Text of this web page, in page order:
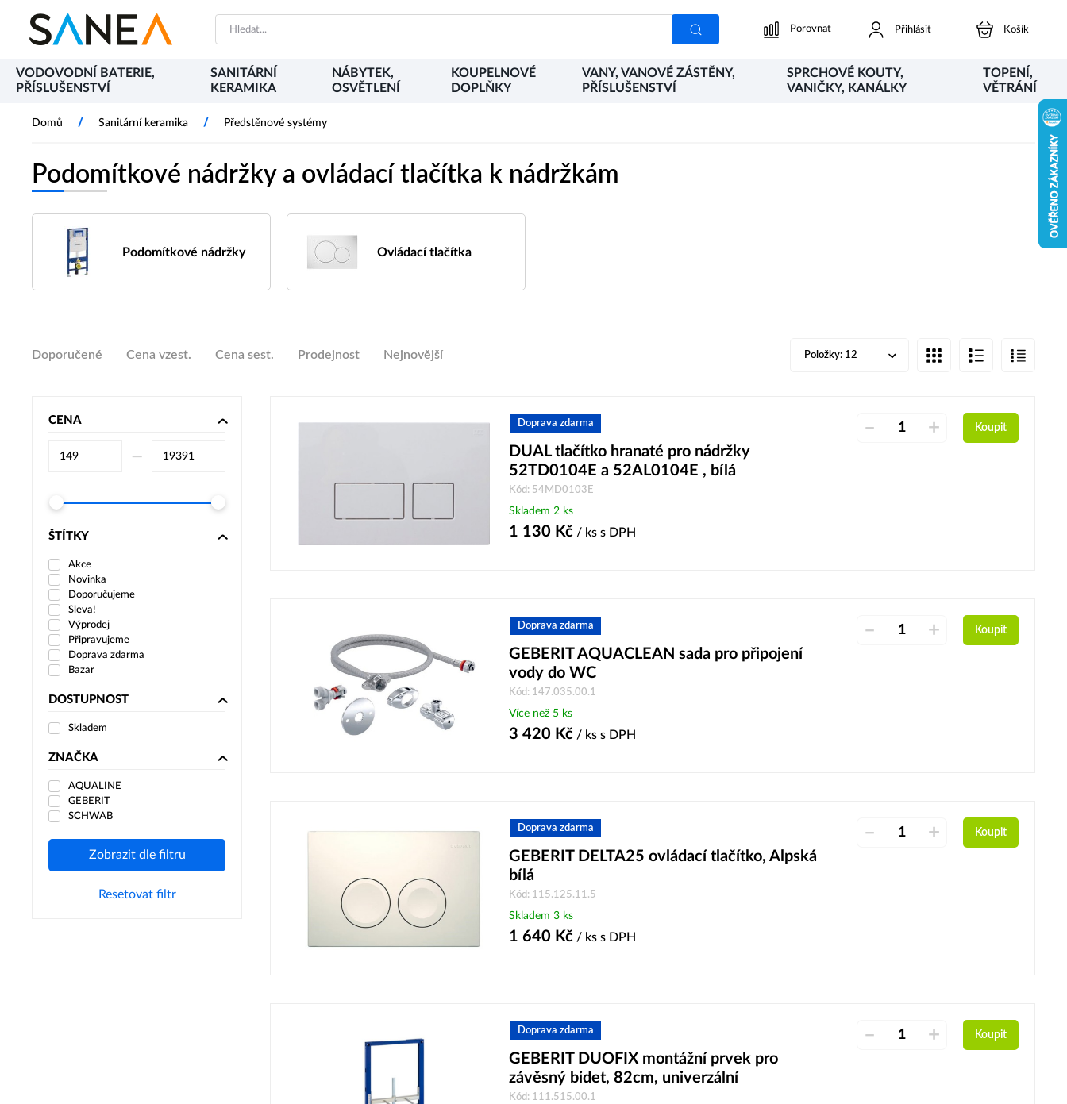
Porovnat Přihlásit Košík
VODOVODNÍ BATERIE,
PŘÍSLUŠENSTVÍ
SANITÁRNÍ
KERAMIKA
NÁBYTEK,
OSVĚTLENÍ
KOUPELNOVÉ
DOPLŇKY
VANY, VANOVÉ ZÁSTĚNY,
PŘÍSLUŠENSTVÍ
SPRCHOVÉ KOUTY,
VANIČKY, KANÁLKY
TOPENÍ,
VĚTRÁNÍ
Domů / Sanitární keramika / Předstěnové systémy
Podomítkové nádržky a ovládací tlačítka k nádržkám
Podomítkové nádržky Ovládací tlačítka
Doporučené Cena vzest. Cena sest. Prodejnost Nejnovější Položky: 12
CENA
–⁠
ŠTÍTKY
Akce
Novinka
Doporučujeme
Sleva!
Výprodej
Připravujeme
Doprava zdarma
Bazar
DOSTUPNOST
Skladem
ZNAČKA
AQUALINE
GEBERIT
SCHWAB
Zobrazit dle filtru
Resetovat filtr
Doprava zdarma
DUAL tlačítko hranaté pro nádržky
52TD0104E a 52AL0104E , bílá
Kód: 54MD0103E
Skladem 2 ks
1 130 Kč / ks s DPH
– + Koupit
Doprava zdarma
GEBERIT AQUACLEAN sada pro připojení
vody do WC
Kód: 147.035.00.1
Více než 5 ks
3 420 Kč / ks s DPH
– + Koupit
Doprava zdarma
GEBERIT DELTA25 ovládací tlačítko, Alpská
bílá
Kód: 115.125.11.5
Skladem 3 ks
1 640 Kč / ks s DPH
– + Koupit
Doprava zdarma
GEBERIT DUOFIX montážní prvek pro
závěsný bidet, 82cm, univerzální
Kód: 111.515.00.1
– + Koupit